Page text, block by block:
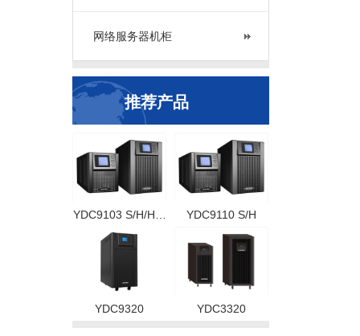
网络服务器机柜
推荐产品
YDC9103 S/H/H… YDC9110 S/H
YDC9320 YDC3320